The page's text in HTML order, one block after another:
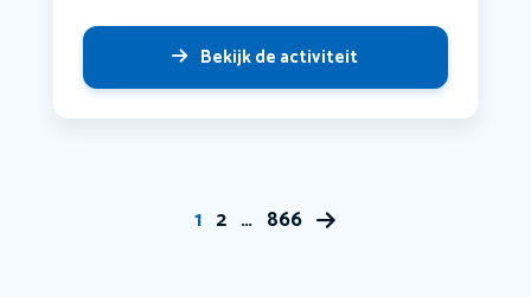
Bekijk de activiteit
1 2 … 866